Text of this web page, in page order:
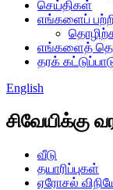
செய்திகள்
எங்களைப்
எங்களைத்
தரக்
English
சிவேயிக்கு
வீடு
தயாரிப்புகள்
ஏரோசல்